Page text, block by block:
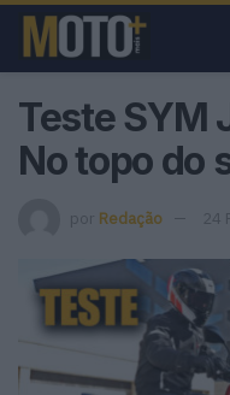
Teste SYM
No topo do
por Redação